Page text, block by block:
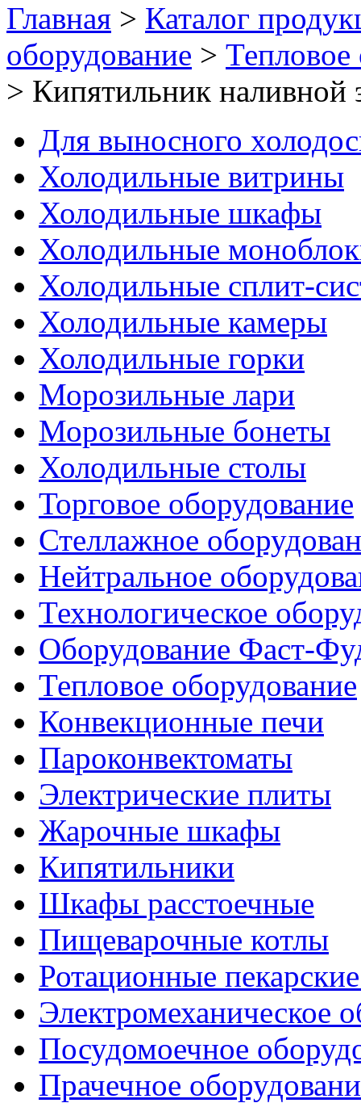
Главная > Каталог
оборудование > Тепловое
> Кипятильник
Для выносного
Холодильные витрины
Холодильные шкафы
Холодильные
Холодильные сплит-
Холодильные камеры
Холодильные горки
Морозильные лари
Морозильные бонеты
Холодильные столы
Торговое оборудование
Стеллажное
Нейтральное
Технологическое
Оборудование Фаст-
Тепловое оборудование
Конвекционные печи
Пароконвектоматы
Электрические плиты
Жарочные шкафы
Кипятильники
Шкафы расстоечные
Пищеварочные котлы
Ротационные
Электромеханическое
Посудомоечное
Прачечное